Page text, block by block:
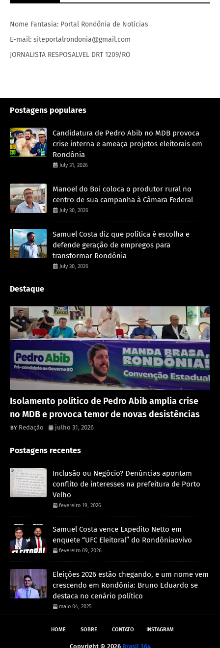
Nome Fantasia: Portal Rondônia de Notícias
E-mail: siteportalrondonia@gmail.com
JORNALISTA RESPOSALVEL DRT 1209/RO
Postagens populares
Candidatura de Pedro Abib no MDB provoca
crise interna e ameaça projetos eleitorais em
Rondônia
July 31, 2026
Manoel do Boi coloca o produtor rural no
centro de sua campanha à Câmara Federal
July 30, 2026
Samuel Costa diz que política é escolha e
defende geração de empregos para
transformar Rondônia
July 30, 2026
Destaque
Isolamento político de Pedro Abib amplia crise
no MDB e provoca temor de novas desistências
Redação julho 31, 2026
Postagens recentes
Inclusão ou Negócio? Denúncias apontam
conflito de interesses na prefeitura de Porto
Velho
fevereiro 19, 2026
Samuel Costa vence Expedito Netto em
enquete “UFC Eleitoral” do Rondôniaovivo
fevereiro 09, 2026
Eleições 2026 estão chegando, e um nome vem
crescendo em Rondônia: Bruno Eduardo se
destaca no cenário político
maio 04, 2025
HOME SOBRE CONTATO INSTAGRAM
Copyright © 2026 Brasil 364